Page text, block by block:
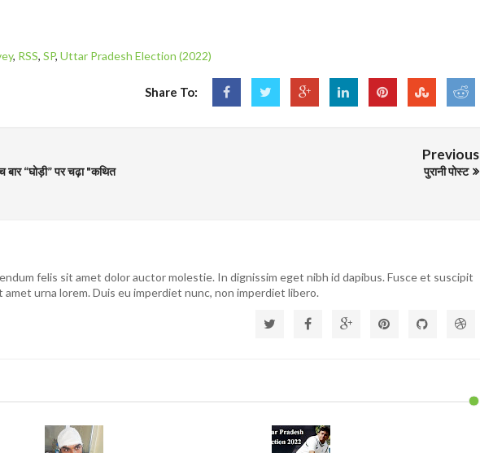
, RSS, SP, Uttar Pradesh Election (2022)
Share To:
बार “घोड़ी” पर चढ़ा "कथित
Previous
पुरानी पोस्ट
felis sit amet dolor auctor molestie. In dignissim eget nibh id dapibus. Fusce et suscipit
amet urna lorem. Duis eu imperdiet nunc, non imperdiet libero.